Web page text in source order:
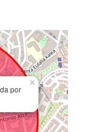
por
×